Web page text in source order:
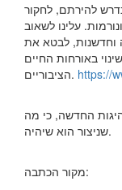
להירתם, לחקור
ונורמות. עלינו לשאוב
וחדשנות, לבטא את
באורחות החיים
הציבוריים. https://
החדשה, כי מה
שניצור הוא שיהיה.
מקור הכתבה: